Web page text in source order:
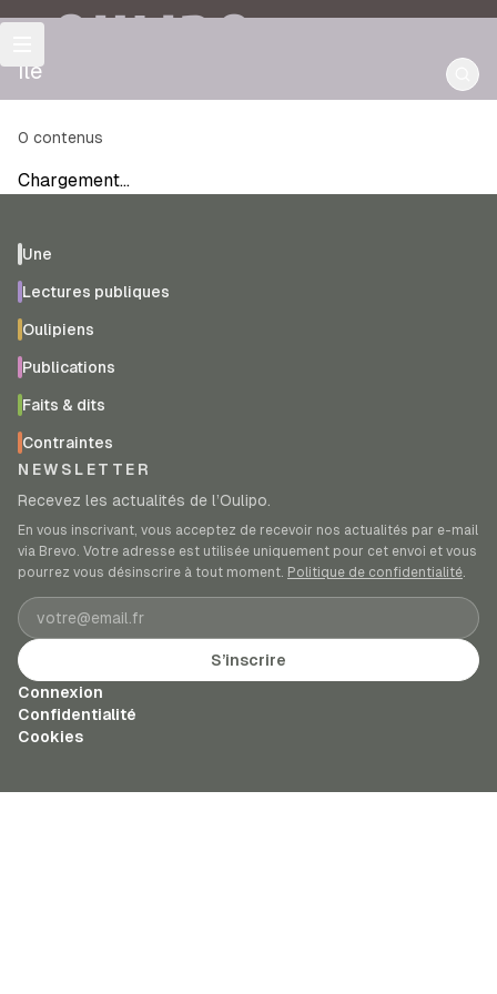
île
0 contenus
Chargement…
Une
Lectures publiques
Oulipiens
Publications
Faits & dits
Contraintes
NEWSLETTER
Recevez les actualités de l’Oulipo.
En vous inscrivant, vous acceptez de recevoir nos actualités par e-mail
via Brevo. Votre adresse est utilisée uniquement pour cet envoi et vous
pourrez vous désinscrire à tout moment. Politique de confidentialité.
Adresse e-mail
S’inscrire
Connexion
Confidentialité
Cookies